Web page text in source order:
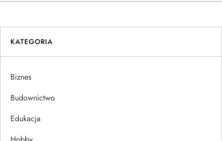
w
i
g
a
c
j
KATEGORIA
Biznes
Budownictwo
Edukacja